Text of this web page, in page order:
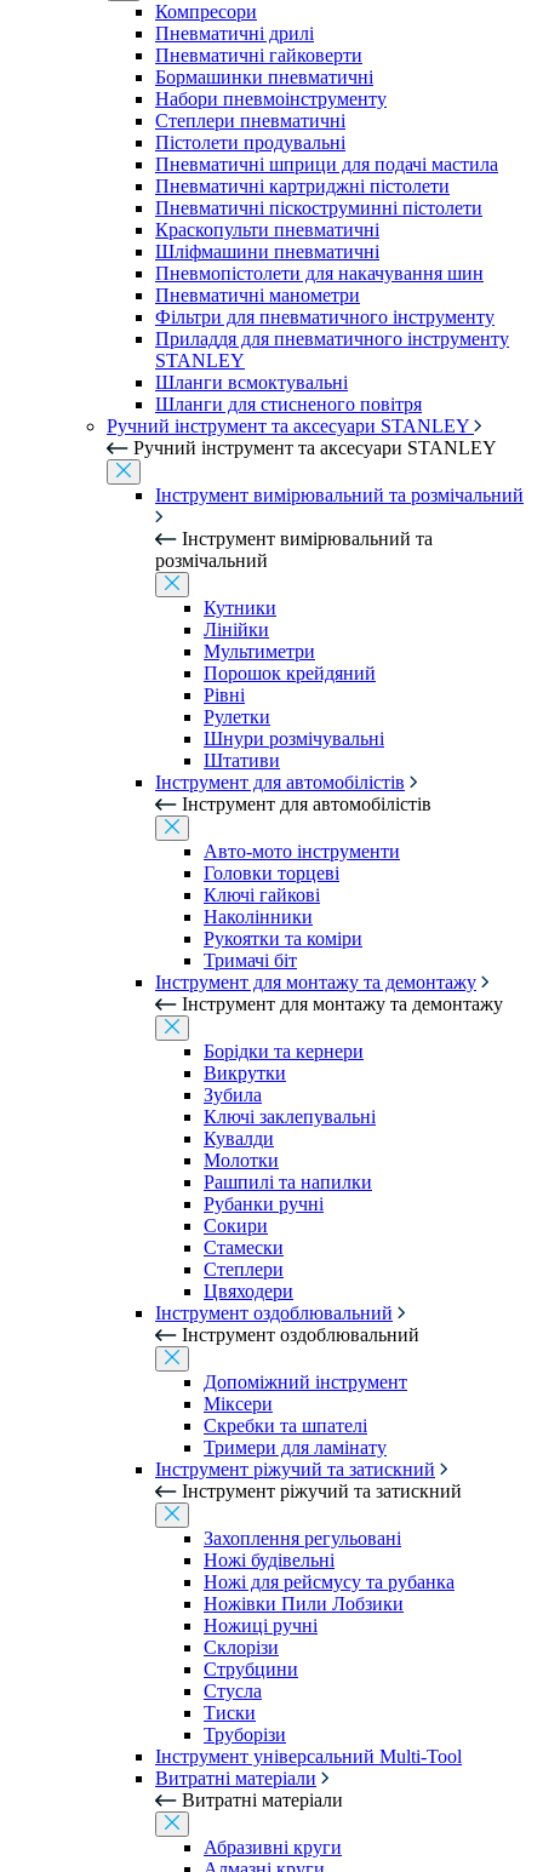
Компресори
Пневматичні дрилі
Пневматичні гайковерти
Бормашинки пневматичні
Набори пневмоінструменту
Степлери пневматичні
Пістолети продувальні
Пневматичні шприци для подачі мастила
Пневматичні картриджні пістолети
Пневматичні піскоструминні пістолети
Краскопульти пневматичні
Шліфмашини пневматичні
Пневмопістолети для накачування шин
Пневматичні манометри
Фільтри для пневматичного інструменту
Приладдя для пневматичного інструменту
STANLEY
Шланги всмоктувальні
Шланги для стисненого повітря
Ручний інструмент та аксесуари STANLEY
Ручний інструмент та аксесуари STANLEY
Інструмент вимірювальний та розмічальний
Інструмент вимірювальний та
розмічальний
Кутники
Лінійки
Мультиметри
Порошок крейдяний
Рівні
Рулетки
Шнури розмічувальні
Штативи
Інструмент для автомобілістів
Інструмент для автомобілістів
Авто-мото інструменти
Головки торцеві
Ключі гайкові
Наколінники
Рукоятки та коміри
Тримачі біт
Інструмент для монтажу та демонтажу
Інструмент для монтажу та демонтажу
Борідки та кернери
Викрутки
Зубила
Ключі заклепувальні
Кувалди
Молотки
Рашпилі та напилки
Рубанки ручні
Сокири
Стамески
Степлери
Цвяходери
Інструмент оздоблювальний
Інструмент оздоблювальний
Допоміжний інструмент
Міксери
Скребки та шпателі
Тримери для ламінату
Інструмент ріжучий та затискний
Інструмент ріжучий та затискний
Захоплення регульовані
Ножі будівельні
Ножі для рейсмусу та рубанка
Ножівки Пили Лобзики
Ножиці ручні
Склорізи
Струбцини
Стусла
Тиски
Труборізи
Інструмент універсальний Multi-Tool
Витратні матеріали
Витратні матеріали
Абразивні круги